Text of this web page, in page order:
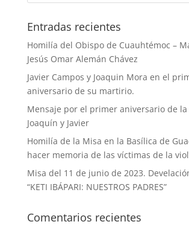
Entradas recientes
Homilía del Obispo de Cuauhtémoc –
Jesús Omar Alemán Chávez
Javier Campos y Joaquin Mora en el
aniversario de su martirio.
Mensaje por el primer aniversario de
Joaquín y Javier
Homilía de la Misa en la Basílica de
hacer memoria de las víctimas de la
Misa del 11 de junio de 2023.
“KETI IBÁPARI: NUESTROS PADRES”
Comentarios recientes